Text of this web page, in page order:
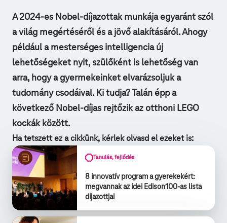
A 2024-es Nobel-díjazottak munkája egyaránt szól
a világ megértéséről és a jövő alakításáról. Ahogy
például a mesterséges intelligencia új
lehetőségeket nyit, szülőként is lehetőség van
arra, hogy a gyermekeinket elvarázsoljuk a
tudomány csodáival. Ki tudja? Talán épp a
következő Nobel-díjas rejtőzik az otthoni LEGO
kockák között.
Ha tetszett ez a cikkünk, kérlek olvasd el ezeket is:
Tanulás, fejlődés
8 innovatív program a gyerekekért:
megvannak az idei Edison100-as lista
díjazottjai